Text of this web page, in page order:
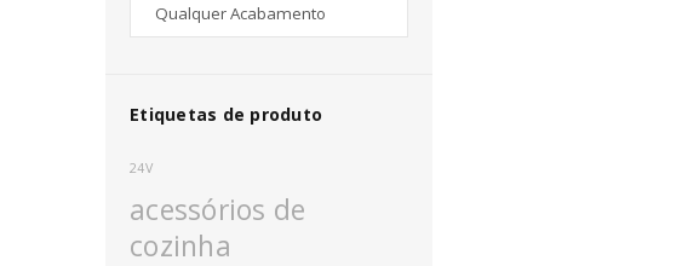
INICIAR SESSÃO
Etiquetas de produto
24V
acessórios de
cozinha